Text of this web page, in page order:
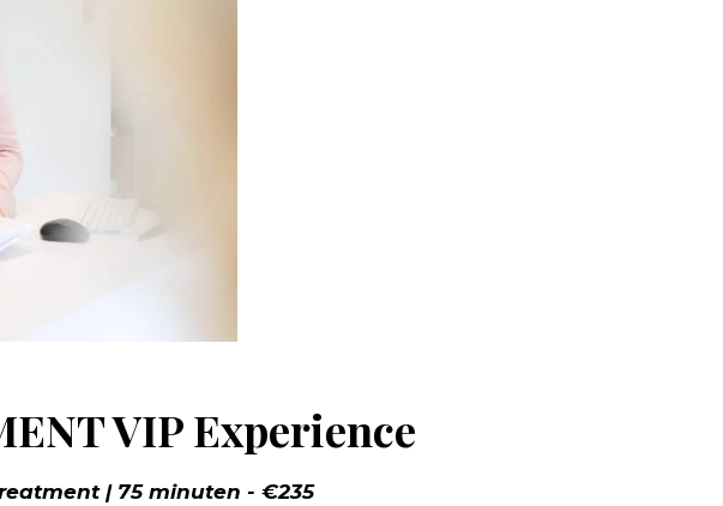
VIP Experience
| 75 minuten - €235